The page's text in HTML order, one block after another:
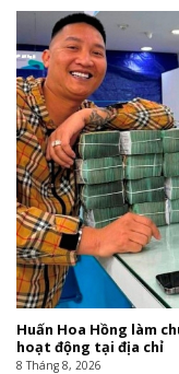
Huấn Hoa Hồng làm
hoạt động tại địa chỉ
8 Tháng 8, 2026